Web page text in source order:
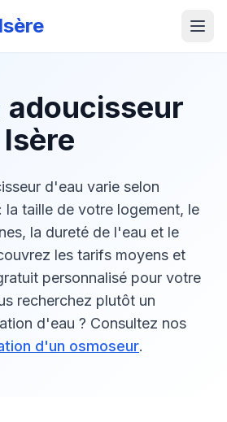
adoucisseur
d'eau varie selon
la taille de votre logement, le
la dureté de l'eau et le
les tarifs moyens et
personnalisé pour votre
recherchez plutôt un
d'eau ? Consultez nos
d'un osmoseur.